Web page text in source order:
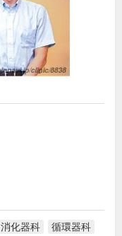
消化器科
循環器科